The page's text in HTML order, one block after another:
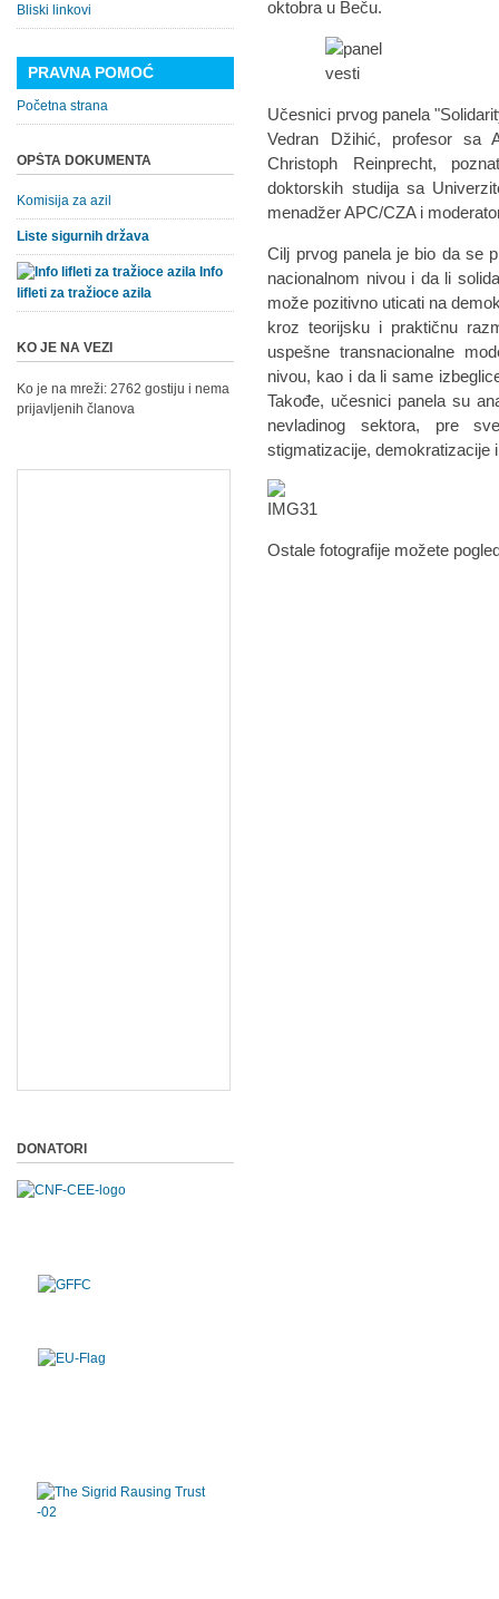
oktobra u Beču.
Učesnici prvog panela
Vedran Džihić, profesor sa
Christoph Reinprecht,
doktorskih studija sa
menadžer APC/CZA i
Cilj prvog panela je bio da se
nacionalnom nivou i da li
može pozitivno uticati na
kroz teorijsku i praktičnu
uspešne transnacionalne
nivou, kao i da li same
Takođe, učesnici panela su
nevladinog sektora, pre
stigmatizacije, demokratizacije
Ostale fotografije možete
Bliski linkovi
PRAVNA POMOĆ
Početna strana
OPŠTA DOKUMENTA
Komisija za azil
Liste sigurnih država
Info
lifleti za tražioce azila
KO JE NA VEZI
Ko je na mreži: 2762 gostiju i nema
prijavljenih članova
DONATORI